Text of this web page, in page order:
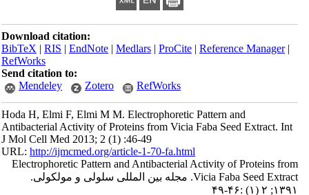
Download citation:
BibTeX|RIS|EndNote|Medlars|ProCite|Reference Manager
RefWorks
Send citation to:
Mendeley
Zotero RefWorks
Hoda H, Elmi F, Elmi M M. Electrophoretic Pattern and
Antibacterial Activity of Proteins from Vicia Faba Seed Extract. Int
J Mol Cell Med 2013; 2 (1) :46-49
URL:http://ijmcmed.org/article-1-70-fa.html
Electrophoretic Pattern and Antibacterial Activity of Proteins from
Vicia Faba Seed Extract. مجله بین المللی سلولی و مولکولی.
۱۳۹۱; ۲ (۱) :۴۶-۴۹